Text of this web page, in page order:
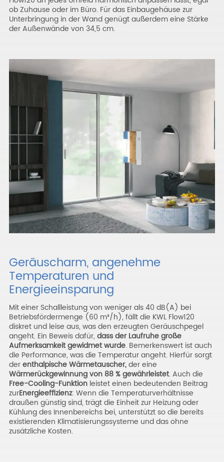
ob Zuhause oder im Büro. Für das Einbaugehäuse zur
Unterbringung in der Wand genügt außerdem eine Stärke
der Außenwände von 34,5 cm.
Geräuscharm, angenehme
Temperaturen und
Energieeinsparung
Mit einer Schallleistung von weniger als 40 dB(A) bei
Betriebsfördermenge (60 m³/h), fällt die KWL Flow120
diskret und leise aus, was den erzeugten Geräuschpegel
angeht. Ein Beweis dafür, dass der Laufruhe große
Aufmerksamkeit gewidmet wurde. Bemerkenswert ist auch
die Performance, was die Temperatur angeht. Hierfür sorgt
derenthalpische Wärmetauscher,der eine
Wärmerückgewinnung von 88 % gewährleistet. Auch die
Free-Cooling-Funktionleistet einen bedeutenden Beitrag
zurEnergieeffizienz: Wenn die Temperaturverhältnisse
draußen günstig sind, trägt die Einheit zur Heizung oder
Kühlung des Innenbereichs bei, unterstützt so die bereits
existierenden Klimatisierungssysteme und das ohne
zusätzliche Kosten.